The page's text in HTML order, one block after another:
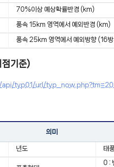
70%이상 예상확률반경 (km)
풍속 15km 영역에서 예외반경 (km)
풍속 25km 영역에서 예외방향 (16
기준)
typ01/url/
의미
년도 태
0 :